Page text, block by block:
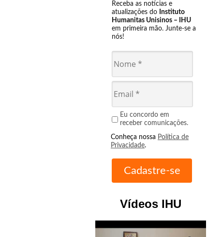
Receba as notícias e
atualizações do Instituto
Humanitas Unisinos – IHU
em primeira mão. Junte-se a
nós!
Eu concordo em
receber comunicações.
Conheça nossa Política de
Privacidade.
Vídeos IHU